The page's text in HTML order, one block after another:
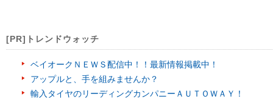
[PR]トレンドウォッチ
ベイオークＮＥＷＳ配信中！！最新情報掲載中！
アップルと、手を組みませんか？
輸入タイヤのリーディングカンパニーＡＵＴＯＷＡＹ！